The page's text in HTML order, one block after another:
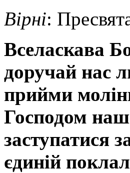
Вірні:
Вселаскава
доручай нас
прийми
Господом
заступатися
єдиній